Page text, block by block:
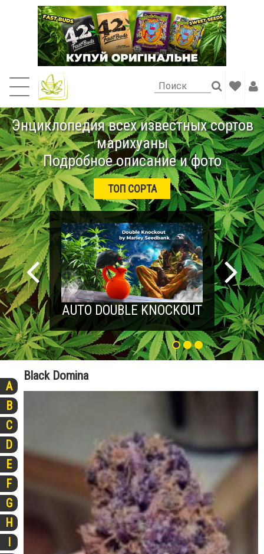
Энциклопедия всех известных сортов
марихуаны
Подробное описание и фото
ТОП СОРТА
AUTO DOUBLE KNOCKOUT
A
B
C
D
E
F
G
H
I
Black Domina